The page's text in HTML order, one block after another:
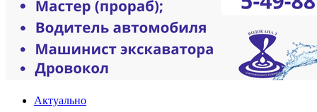
Актуально